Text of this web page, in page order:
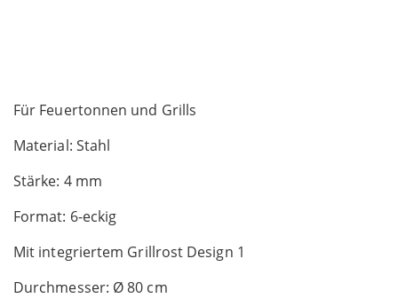
Für Feuertonnen und Grills
Material: Stahl
Stärke: 4 mm
Format: 6-eckig
Mit integriertem Grillrost Design 1
Durchmesser: Ø 80 cm
gallery
to
beginning
the
images
gallery